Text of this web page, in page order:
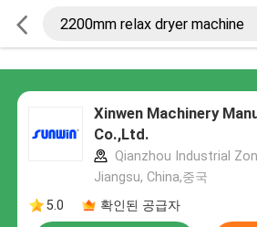
Xinwen Machinery
Co.,Ltd.
Qianzhou Industrial
Jiangsu, China,중국
5.0
확인된 공급자